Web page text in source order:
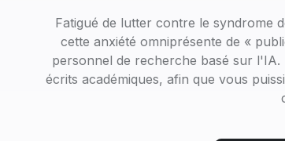
Fatigué de lutter contre le syndrome
cette anxiété omniprésente de «
personnel de recherche basé sur
écrits académiques, afin que vous